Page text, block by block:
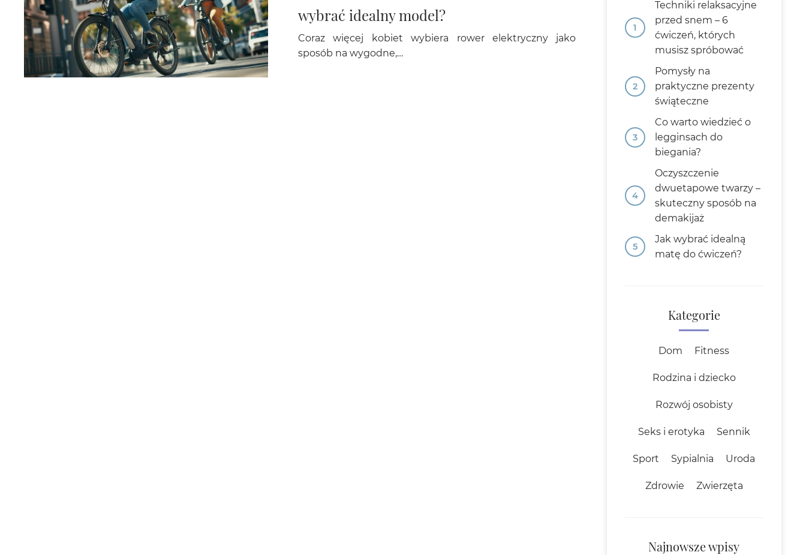
wybrać idealny model?
Coraz więcej kobiet wybiera rower elektryczny jako
sposób na wygodne,…
Techniki relaksacyjne
przed snem – 6
ćwiczeń, których
musisz spróbować
Pomysły na
praktyczne prezenty
świąteczne
Co warto wiedzieć o
legginsach do
biegania?
Oczyszczenie
dwuetapowe twarzy –
skuteczny sposób na
demakijaż
Jak wybrać idealną
matę do ćwiczeń?
Kategorie
Dom Fitness
Rodzina i dziecko
Rozwój osobisty
Seks i erotyka Sennik
Sport Sypialnia Uroda
Zdrowie Zwierzęta
Najnowsze wpisy